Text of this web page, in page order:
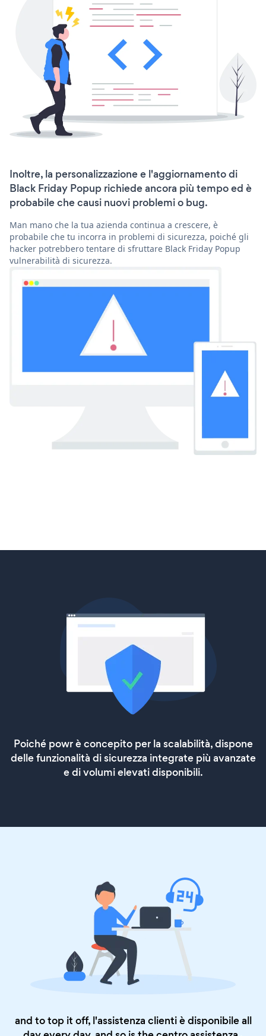
Inoltre, la personalizzazione e l'aggiornamento di
Black Friday Popup richiede ancora più tempo ed è
probabile che causi nuovi problemi o bug.
Man mano che la tua azienda continua a crescere, è
probabile che tu incorra in problemi di sicurezza, poiché gli
hacker potrebbero tentare di sfruttare Black Friday Popup
vulnerabilità di sicurezza.
Poiché powr è concepito per la scalabilità, dispone
delle funzionalità di sicurezza integrate più avanzate
e di volumi elevati disponibili.
and to top it off, l'assistenza clienti è disponibile all